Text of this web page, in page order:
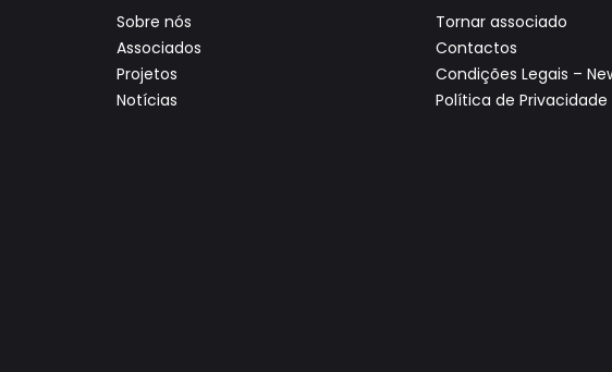
Sobre nós
Associados
Projetos
Notícias
Tornar associado
Contactos
Condições Legais –
Política de Privacidade